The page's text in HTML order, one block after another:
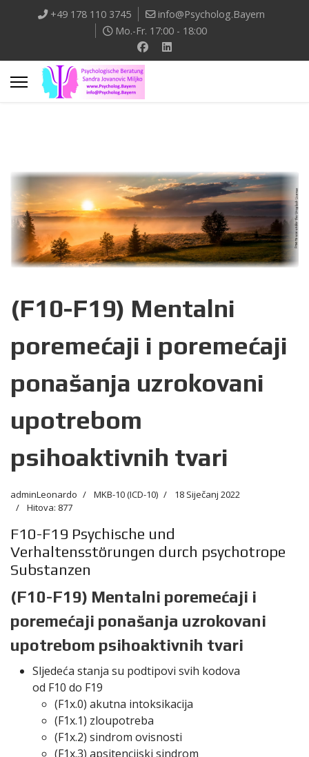
+49 178 110 3745
info@Psycholog.Bayern
Mo.-Fr. 17:00 - 18:00
(F10-F19) Mentalni
poremećaji i poremećaji
ponašanja uzrokovani
upotrebom
psihoaktivnih tvari
adminLeonardo MKB-10 (ICD-10)
18 Siječanj 2022
Hitova: 877
F10-F19 Psychische und
Verhaltensstörungen durch psychotrope
Substanzen
(F10-F19) Mentalni poremećaji i
poremećaji ponašanja uzrokovani
upotrebom psihoaktivnih tvari
Sljedeća stanja su podtipovi svih kodova
od F10 do F19
(F1x.0) akutna intoksikacija
(F1x.1) zloupotreba
(F1x.2) sindrom ovisnosti
(F1x.3) apsitencijski sindrom